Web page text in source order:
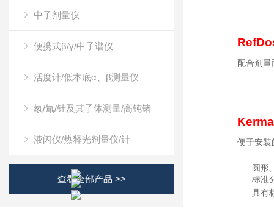
中子剂量仪
便携式β/γ/中子谱仪
活度计/低本底α、β测量仪
氡/氚/钍及其子体测量/高钝锗
液闪仪/热释光剂量仪/计
查看全部产品 >>
配合剂量
便于安装
圆形
标准
具有